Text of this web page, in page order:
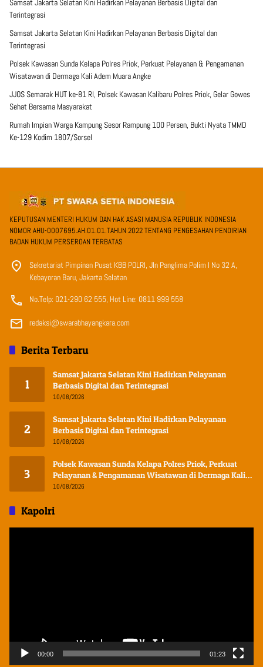
Samsat Jakarta Selatan Kini Hadirkan Pelayanan Berbasis Digital dan
Terintegrasi
Samsat Jakarta Selatan Kini Hadirkan Pelayanan Berbasis Digital dan
Terintegrasi
Polsek Kawasan Sunda Kelapa Polres Priok, Perkuat Pelayanan & Pengamanan
Wisatawan di Dermaga Kali Adem Muara Angke
JJOS Semarak HUT ke-81 RI, Polsek Kawasan Kalibaru Polres Priok, Gelar Gowes
Sehat Bersama Masyarakat
Rumah Impian Warga Kampung Sesor Rampung 100 Persen, Bukti Nyata TMMD
Ke-129 Kodim 1807/Sorsel
KEPUTUSAN MENTERI HUKUM DAN HAK ASASI MANUSIA REPUBLIK INDONESIA
NOMOR AHU-0007695.AH.01.01.TAHUN 2022 TENTANG PENGESAHAN PENDIRIAN
BADAN HUKUM PERSEROAN TERBATAS
Sekretariat Pimpinan Pusat KBB POLRI, Jln Panglima Polim I No 32 A,
Kebayoran Baru, Jakarta Selatan
No.Telp: 021-290 62 555, Hot Line: 0811 999 558
redaksi@swarabhayangkara.com
Berita Terbaru
1
Samsat Jakarta Selatan Kini Hadirkan Pelayanan
Berbasis Digital dan Terintegrasi
10/08/2026
2
Samsat Jakarta Selatan Kini Hadirkan Pelayanan
Berbasis Digital dan Terintegrasi
10/08/2026
3
Polsek Kawasan Sunda Kelapa Polres Priok, Perkuat
Pelayanan & Pengamanan Wisatawan di Dermaga Kali
Adem Muara Angke
10/08/2026
Kapolri
00:00 01:23